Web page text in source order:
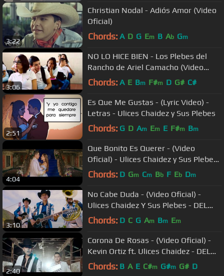
3:22
Christian Nodal - Adiós Amor (Video
Oficial)
Chords: A D G Em B Ab Gm
3:06
NO LO HICE BIEN - Los Plebes del
Rancho de Ariel Camacho (Video
Oficial) | DEL Records
Chords: A E Bm F#m D G# C#
2:51
Es Que Me Gustas - (Lyric Video) -
Letras - Ulices Chaidez y Sus Plebes
Chords: G D Am Em E F#m Bm
4:04
Que Bonito Es Querer - (Video
Oficial) - Ulices Chaidez y Sus Plebes
- DEL Records 2018
Chords: D Gm Cm Bb F Eb Dm
3:10
No Cabe Duda - (Video Oficial) -
Ulices Chaidez Y Sus Plebes - DEL
Records 2017
Chords: D C G Am Bm Em
2:40
Corona De Rosas - (Video Oficial) -
Kevin Ortiz ft. Ulices Chaidez - DEL
Records 2017
Chords: B A E C#m G#m G# D